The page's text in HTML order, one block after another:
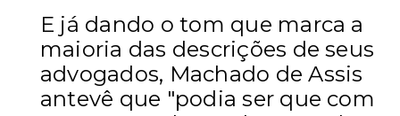
E já dando o tom que marca a
maioria das descrições de seus
advogados, Machado de Assis
antevê que "podia ser que com